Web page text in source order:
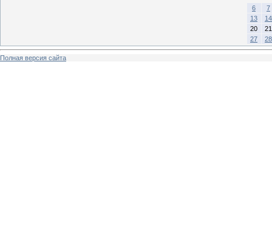
6
7
13
14
20
21
27
28
Полная версия сайта